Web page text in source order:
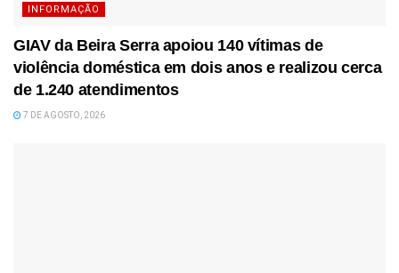
INFORMAÇÃO
GIAV da Beira Serra apoiou 140 vítimas de
violência doméstica em dois anos e realizou cerca
de 1.240 atendimentos
7 DE AGOSTO, 2026